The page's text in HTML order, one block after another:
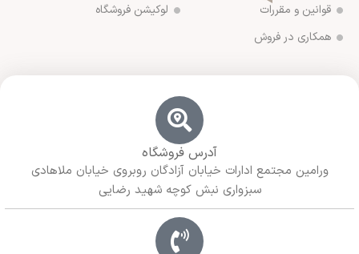
قوانین و مقررات
همکاری در فروش
لوکیشن فروشگاه
آدرس فروشگاه
ورامین مجتمع ادارات خیابان آزادگان روبروی خیابان ملاهادی
سبزواری نبش کوچه شهید رضایی